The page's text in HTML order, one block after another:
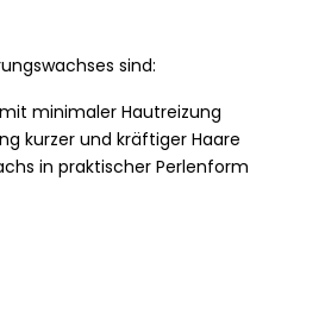
sind:
minimaler Hautreizung
kurzer und kräftiger Haare
in praktischer Perlenform